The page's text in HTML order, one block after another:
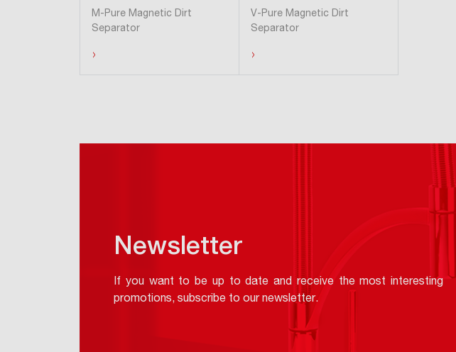
M-Pure Magnetic Dirt
Separator
›
V-Pure Magnetic Dirt
Separator
›
Newsletter
If you want to be up to date and receive the most interesting
promotions, subscribe to our newsletter.